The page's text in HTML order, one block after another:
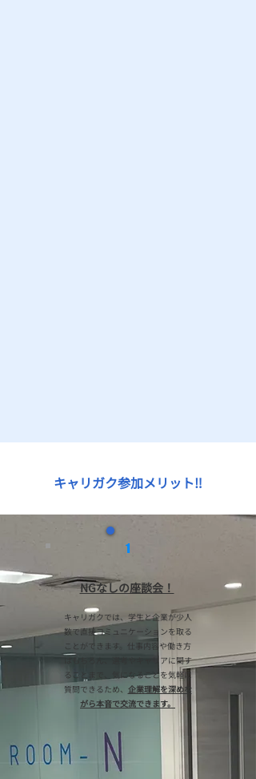
​キャリガク参加メリット‼︎
1
​NGなしの座談会！
キャリガクでは、学生と企業が少人
数で直接コミュニケーションを取る
ことができます。仕事内容や働き方
はもちろん、選考やキャリアに関す
ることまで、気になることを気軽に
質問できるため、 企業理解を深めな
がら本音で交流できます。